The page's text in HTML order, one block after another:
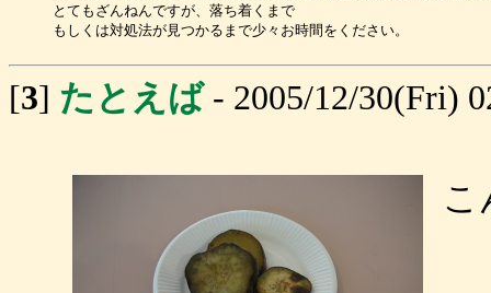
とてもざんねんですが、落ち着くまで
もしくは対処法が見つかるまで少々お時間をください。
[3] たとえば- 2005/12/30(Fri)
こ